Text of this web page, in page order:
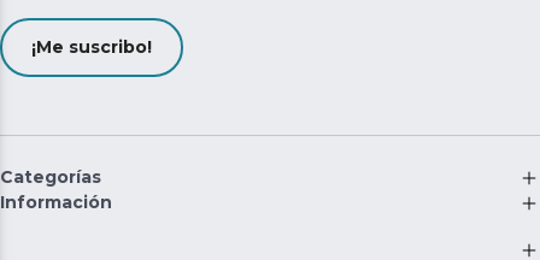
¡Me suscribo!
Categorías
Información